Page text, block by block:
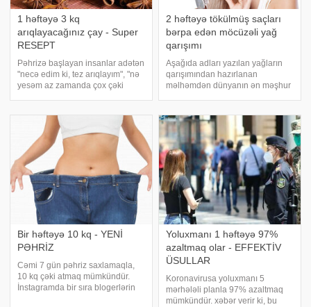
1 həftəyə 3 kq
arıqlayacağınız çay - Super
RESEPT
Pəhrizə başlayan insanlar adətən
"necə edim ki, tez arıqlayım", "nə
yesəm az zamanda çox çəki
səbəbdən 1 həftədə 3 kilo
arıqladacaq çay reseptini təqdi
2 həftəyə tökülmüş saçları
bərpa edən möcüzəli yağ
qarışımı
Aşağıda adları yazılan yağların
qarışımından hazırlanan
məlhəmdən dünyanın ən məşhur
sirri uzun illər gizli saxlanılmışdır.
Çünki qarışımdan hazırlanan
məlhə
Bir həftəyə 10 kq - YENİ
PƏHRİZ
Cəmi 7 gün pəhriz saxlamaqla,
10 kq çəki atmaq mümkündür.
İnstagramda bir sıra blogerlərin
Yoluxmanı 1 həftəyə 97%
azaltmaq olar - EFFEKTİV
ÜSULLAR
Koronavirusa yoluxmanı 5
mərhələli planla 97% azaltmaq
mümkündür. xəbər verir ki, bu